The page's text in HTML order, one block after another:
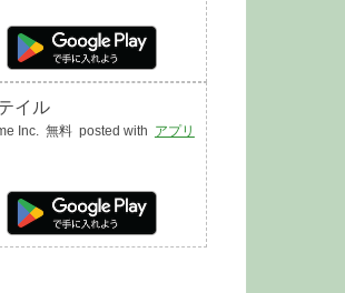
イル
Inc. 無料 posted with アプリ